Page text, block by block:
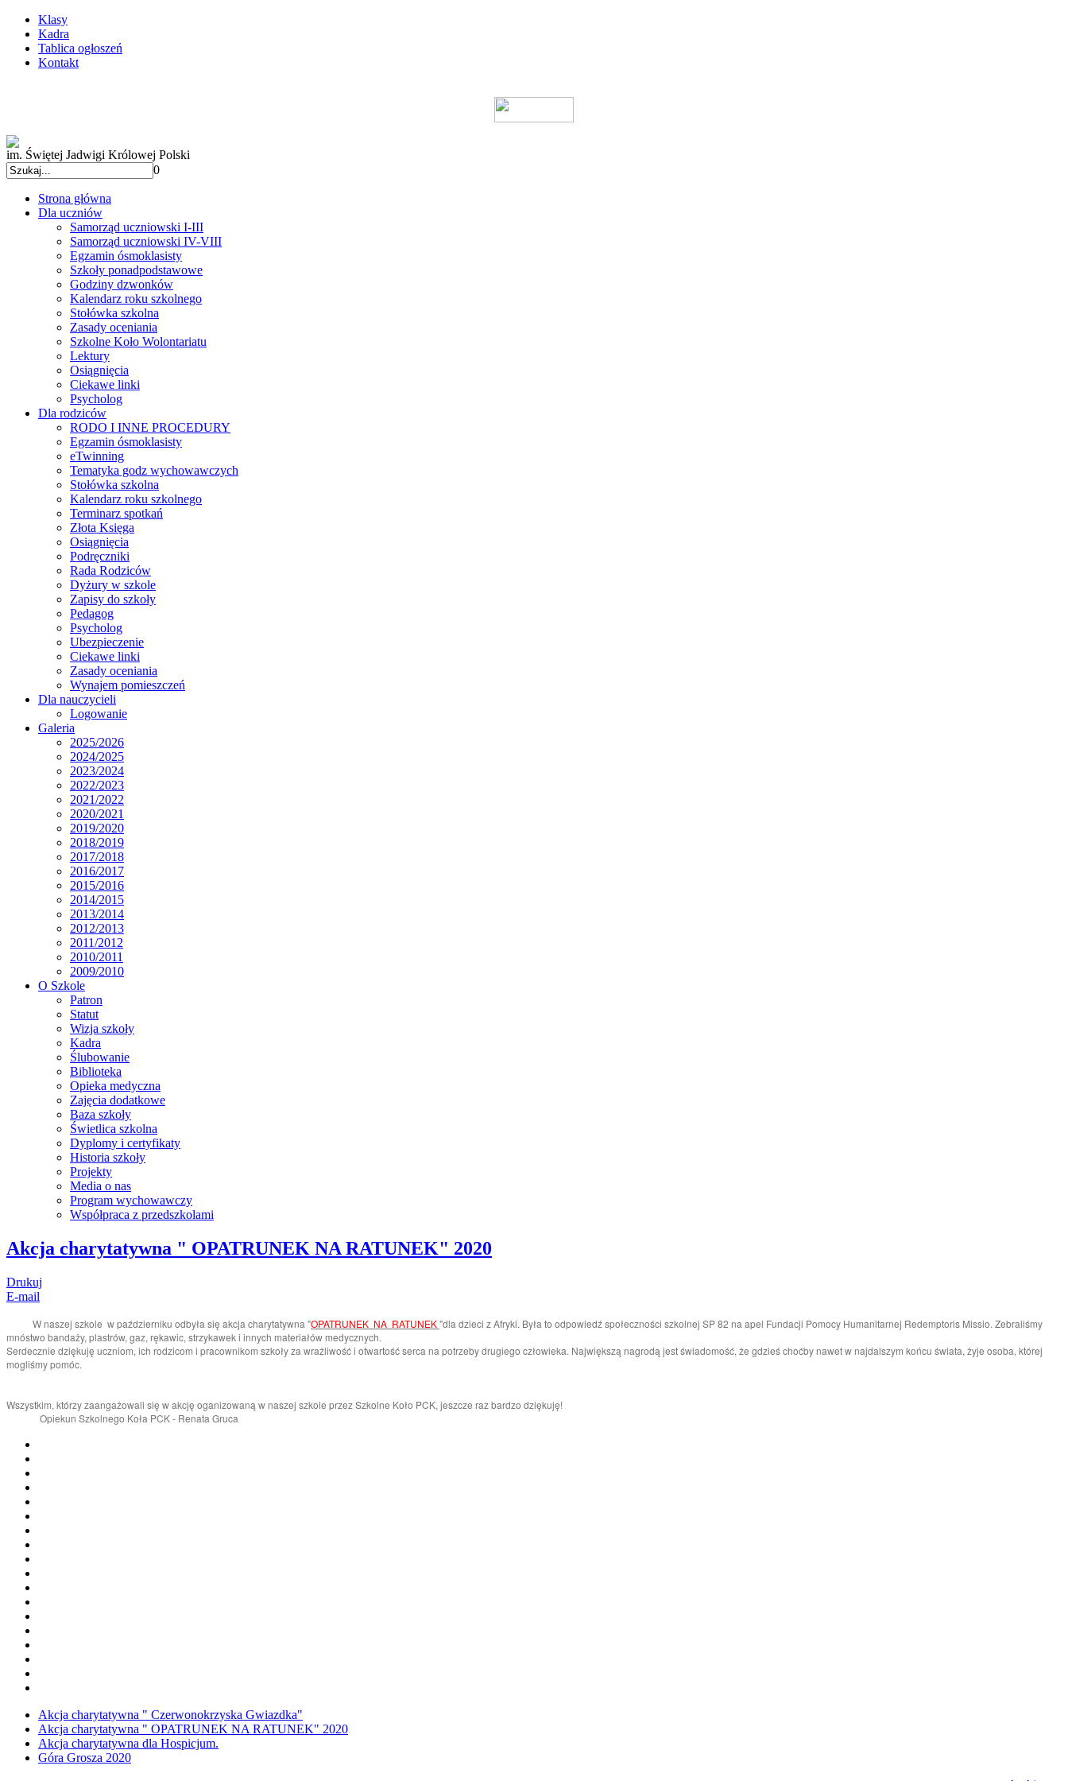
Klasy
Kadra
Tablica ogłoszeń
Kontakt
im. Świętej Jadwigi Królowej Polski
0
Strona główna
Dla uczniów
Samorząd uczniowski I-III
Samorząd uczniowski IV-VIII
Egzamin ósmoklasisty
Szkoły ponadpodstawowe
Godziny dzwonków
Kalendarz roku szkolnego
Stołówka szkolna
Zasady oceniania
Szkolne Koło Wolontariatu
Lektury
Osiągnięcia
Ciekawe linki
Psycholog
Dla rodziców
RODO I INNE PROCEDURY
Egzamin ósmoklasisty
eTwinning
Tematyka godz wychowawczych
Stołówka szkolna
Kalendarz roku szkolnego
Terminarz spotkań
Złota Księga
Osiągnięcia
Podręczniki
Rada Rodziców
Dyżury w szkole
Zapisy do szkoły
Pedagog
Psycholog
Ubezpieczenie
Ciekawe linki
Zasady oceniania
Wynajem pomieszczeń
Dla nauczycieli
Logowanie
Galeria
2025/2026
2024/2025
2023/2024
2022/2023
2021/2022
2020/2021
2019/2020
2018/2019
2017/2018
2016/2017
2015/2016
2014/2015
2013/2014
2012/2013
2011/2012
2010/2011
2009/2010
O Szkole
Patron
Statut
Wizja szkoły
Kadra
Ślubowanie
Biblioteka
Opieka medyczna
Zajęcia dodatkowe
Baza szkoły
Świetlica szkolna
Dyplomy i certyfikaty
Historia szkoły
Projekty
Media o nas
Program wychowawczy
Współpraca z przedszkolami
Akcja charytatywna " OPATRUNEK NA RATUNEK" 2020
Drukuj
E-mail
W naszej szkole w październiku odbyła się akcja charytatywna "OPATRUNEK NA RATUNEK"dla dzieci z Afryki. Była to odpowiedź społeczności szkolnej SP 82 na apel Fundacji Pomocy Humanitarnej Redemptoris Missio. Zebraliśmy
mnóstwo bandaży, plastrów, gaz, rękawic, strzykawek i innych materiałów medycznych.
Serdecznie dziękuję uczniom, ich rodzicom i pracownikom szkoły za wrażliwość i otwartość serca na potrzeby drugiego człowieka. Największą nagrodą jest świadomość, że gdzieś choćby nawet w najdalszym końcu świata, żyje osoba, której
mogliśmy pomóc.
Wszystkim, którzy zaangażowali się w akcję oganizowaną w naszej szkole przez Szkolne Koło PCK, jeszcze raz bardzo dziękuję!
Opiekun Szkolnego Koła PCK - Renata Gruca
Akcja charytatywna " Czerwonokrzyska Gwiazdka"
Akcja charytatywna " OPATRUNEK NA RATUNEK" 2020
Akcja charytatywna dla Hospicjum.
Góra Grosza 2020